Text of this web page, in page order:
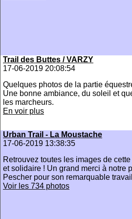
Trail des Buttes / VARZY
17-06-2019 20:08:54
Quelques photos de la partie
Une bonne ambiance, du soleil et
les marcheurs.
En voir plus
Urban Trail - La Moustache
17-06-2019 13:38:35
Retrouvez toutes les images de
et solidaire ! Un grand merci à notre
Pescher pour son remarquable
Voir les 734 photos